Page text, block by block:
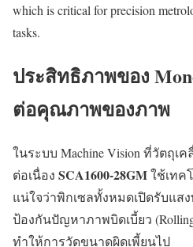
which is critical for precision
tasks.
ประสิทธิภาพของ
ต่อคุณภาพของภาพ
ในระบบ Machine Vision ที่วัตถุ
ต่อเนื่อง SCA1600-28GMใช้เทค
แน่ใจว่าพิกเซลทั้งหมดเปิดรับแส
ป้องกันปัญหาภาพบิดเบี้ยว (Rolling
ทำให้การวัดขนาดผิดเพี้ยนไป